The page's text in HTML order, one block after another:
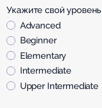
Укажите свой
Advanced
Beginner
Elementary
Intermediate
Upper Intermediate